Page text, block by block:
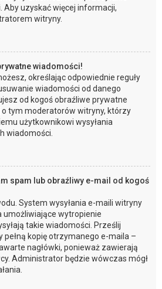
uzyskać więcej informacji,
witryny.
wiadomości!
określając odpowiednie reguły
wiadomości od danego
od kogoś obraźliwe prywatne
tym moderatorów witryny, którzy
użytkownikowi wysyłania
wiadomości.
spam lub obraźliwy e-mail od kogoś
System wysyłania e-maili witryny
wytropienie
takie wiadomości. Prześlij
kopię otrzymanego e-maila –
nagłówki, ponieważ zawierają
Administrator będzie wówczas mógł